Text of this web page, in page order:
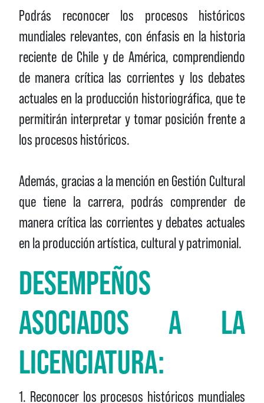
Podrás reconocer los procesos históricos
mundiales relevantes, con énfasis en la historia
reciente de Chile y de América, comprendiendo
de manera crítica las corrientes y los debates
actuales en la producción historiográfica, que te
permitirán interpretar y tomar posición frente a
los procesos históricos.
Además, gracias a la mención en Gestión Cultural
que tiene la carrera, podrás comprender de
manera crítica las corrientes y debates actuales
en la producción artística, cultural y patrimonial.
DESEMPEÑOS
ASOCIADOS A LA
LICENCIATURA:
1. Reconocer los procesos históricos mundiales